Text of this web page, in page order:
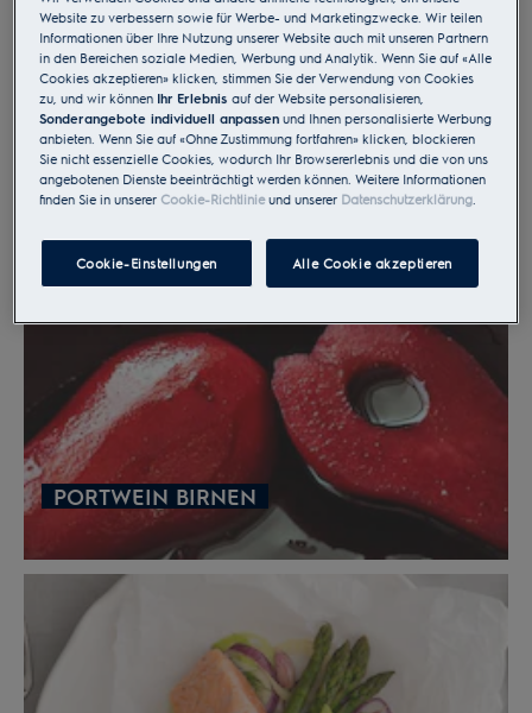
BÄRLAUCH GNOCCHI
PORTWEIN BIRNEN
Website zu verbessern sowie für Werbe- und Marketingzwecke. Wir teilen
Informationen über Ihre Nutzung unserer Website auch mit unseren Partnern
in den Bereichen soziale Medien, Werbung und Analytik. Wenn Sie auf «Alle
Cookies akzeptieren» klicken, stimmen Sie der Verwendung von Cookies
zu, und wir können Ihr Erlebnisauf der Website personalisieren,
Sonderangebote individuell anpassen und Ihnen personalisierte Werbung
anbieten. Wenn Sie auf «Ohne Zustimmung fortfahren» klicken, blockieren
Sie nicht essenzielle Cookies, wodurch Ihr Browsererlebnis und die von uns
angebotenen Dienste beeinträchtigt werden können. Weitere Informationen
finden Sie in unserer Cookie-Richtlinieund unserer Datenschutzerklärung.
Cookie-Einstellungen Alle Cookie akzeptieren